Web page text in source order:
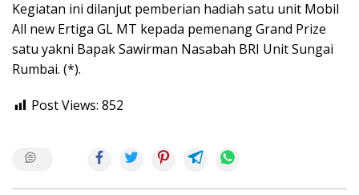
Kegiatan ini dilanjut pemberian hadiah satu unit Mobil
All new Ertiga GL MT kepada pemenang Grand Prize
satu yakni Bapak Sawirman Nasabah BRI Unit Sungai
Rumbai. (*).
Post Views: 852